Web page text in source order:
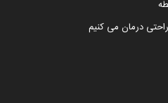
درمان می کنیم